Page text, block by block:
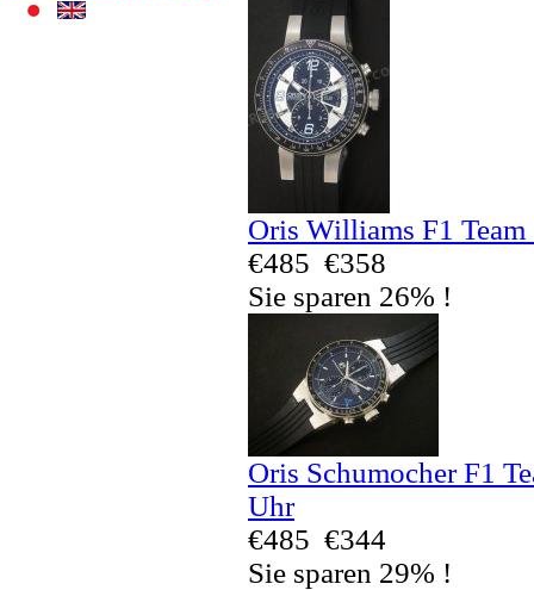
Oris Williams F1
€485 €358
Sie sparen 26% !
Oris Schumocher F1
Uhr
€485 €344
Sie sparen 29% !